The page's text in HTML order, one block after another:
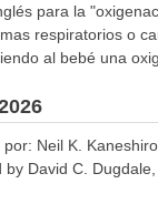
para la
respiratorios o
al bebé una
Neil K.
by David C.